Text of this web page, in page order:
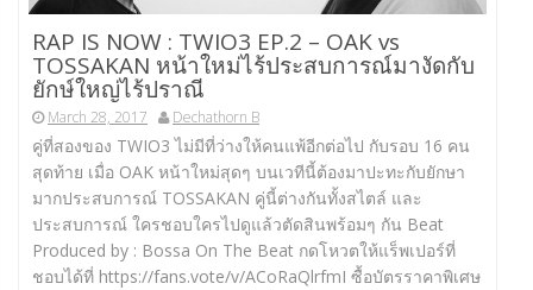
RAP IS NOW : TWIO3 EP.2 – OAK vs
TOSSAKAN หน้าใหม่ไร้ประสบการณ์มางัดกับ
ยักษ์ใหญ่ไร้ปราณี
March 28, 2017 Dechathorn B
คู่ที่สองของ TWIO3 ไม่มีที่ว่างให้คนแพ้อีกต่อไป กับรอบ 16 คน
สุดท้าย เมื่อ OAK หน้าใหม่สุดๆ บนเวทีนี้ต้องมาปะทะกับยักษา
มากประสบการณ์ TOSSAKAN คู่นี้ต่างกันทั้งสไตล์ และ
ประสบการณ์ ใครชอบใครไปดูแล้วตัดสินพร้อมๆ กัน Beat
Produced by : Bossa On The Beat กดโหวตให้แร็พเปอร์ที่
ชอบได้ที่ https://fans.vote/v/ACoRaQlrfmI ซื้อบัตรราคาพิเศษ